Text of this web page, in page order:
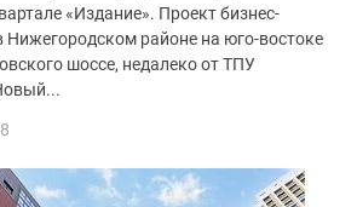
«Издание». Проект бизнес-
Нижегородском районе на юго-востоке
шоссе, недалеко от ТПУ